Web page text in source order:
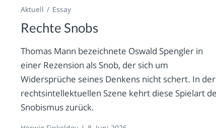
Aktuell Essay
Rechte Snobs
Thomas Mann bezeichnete Oswald Spengler in
einer Rezension als Snob, der sich um
Widersprüche seines Denkens nicht schert. In der
rechtsintellektuellen Szene kehrt diese Spielart
Snobismus zurück.